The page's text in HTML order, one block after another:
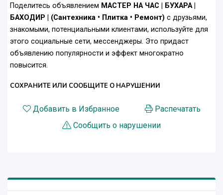
Поделитесь объявлением МАСТЕР НА ЧАС | БУХАРА |
БАХОДИР | (Сантехника • Плитка • Ремонт) с друзьями,
знакомыми, потенциальными клиентами, используйте для
этого социальные сети, мессенджеры. Это придаст
объявлению популярности и эффект многократно
повысится.
СОХРАНИТЕ ИЛИ СООБЩИТЕ О НАРУШЕНИИ
Добавить в Избранное
Распечатать
Сообщить о нарушении